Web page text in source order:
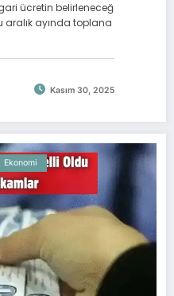
ücretin belirleneceğ
aralık ayında toplana
Kasım 30, 2025
Ekonomi